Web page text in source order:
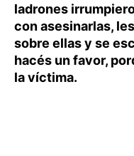
ladrones
con asesinarlas,
sobre ellas y se
hacés un favor,
la víctima.